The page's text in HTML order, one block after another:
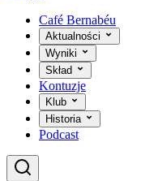
Café Bernabéu
Aktualności
Wyniki
Skład
Kontuzje
Klub
Historia
Podcast